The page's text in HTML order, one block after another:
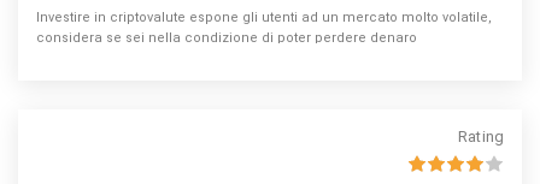
Investire in criptovalute espone gli utenti ad un mercato molto volatile,
considera se sei nella condizione di poter perdere denaro
Rating